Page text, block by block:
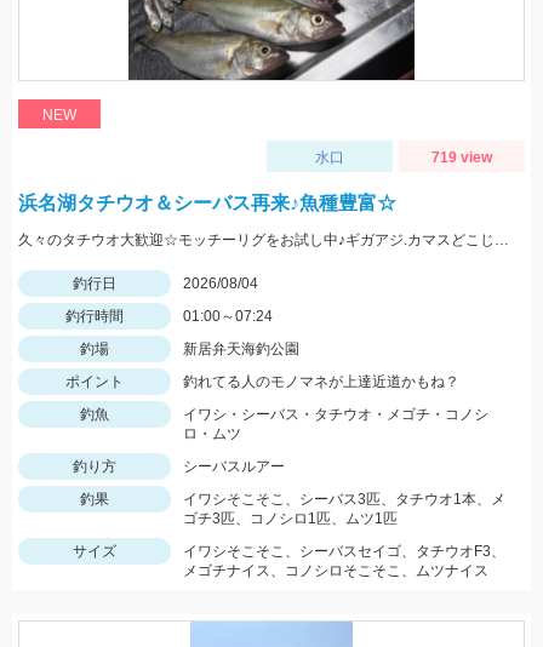
NEW
水口 719 view
浜名湖タチウオ＆シーバス再来♪魚種豊富☆
久々のタチウオ大歓迎☆モッチーリグをお試し中♪ギガアジ.カマスどこじゃ？
釣行日
2026/08/04
釣行時間
01:00～07:24
釣場
新居弁天海釣公園
ポイント
釣れてる人のモノマネが上達近道かもね？
釣魚
イワシ・シーバス・タチウオ・メゴチ・コノシ
ロ・ムツ
釣り方
シーバスルアー
釣果
イワシそこそこ、シーバス3匹、タチウオ1本、メ
ゴチ3匹、コノシロ1匹、ムツ1匹
サイズ
イワシそこそこ、シーバスセイゴ、タチウオF3、
メゴチナイス、コノシロそこそこ、ムツナイス